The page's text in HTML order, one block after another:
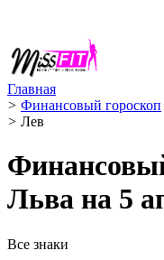
Главная
> Финансовый гороскоп
> Лев ️
Льва на 5
Все знаки